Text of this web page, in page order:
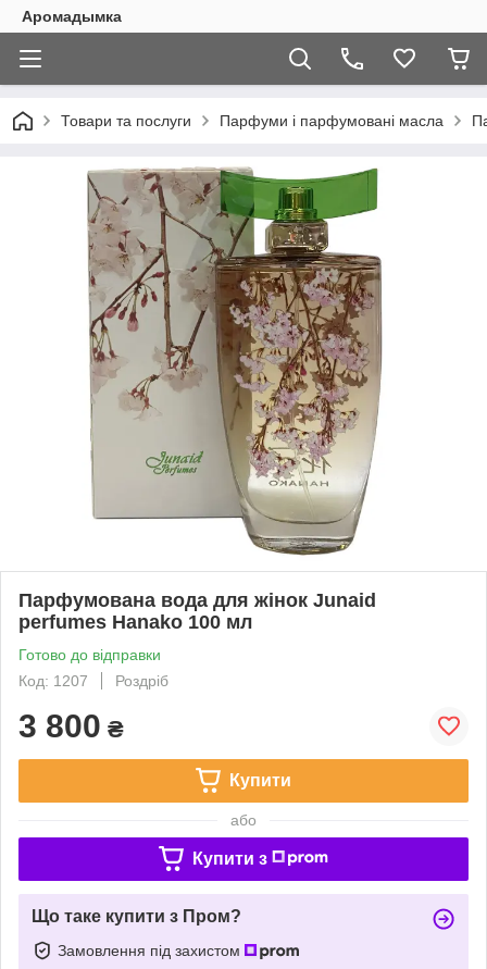
Аромадымка
Товари та послуги Парфуми і парфумовані масла
Парфумована вода для жінок Junaid
perfumes Hanako 100 мл
Готово до відправки
Код: 1207
Роздріб
3 800 ₴
Купити
або
Купити з
Що таке купити з Пром?
Замовлення під захистом